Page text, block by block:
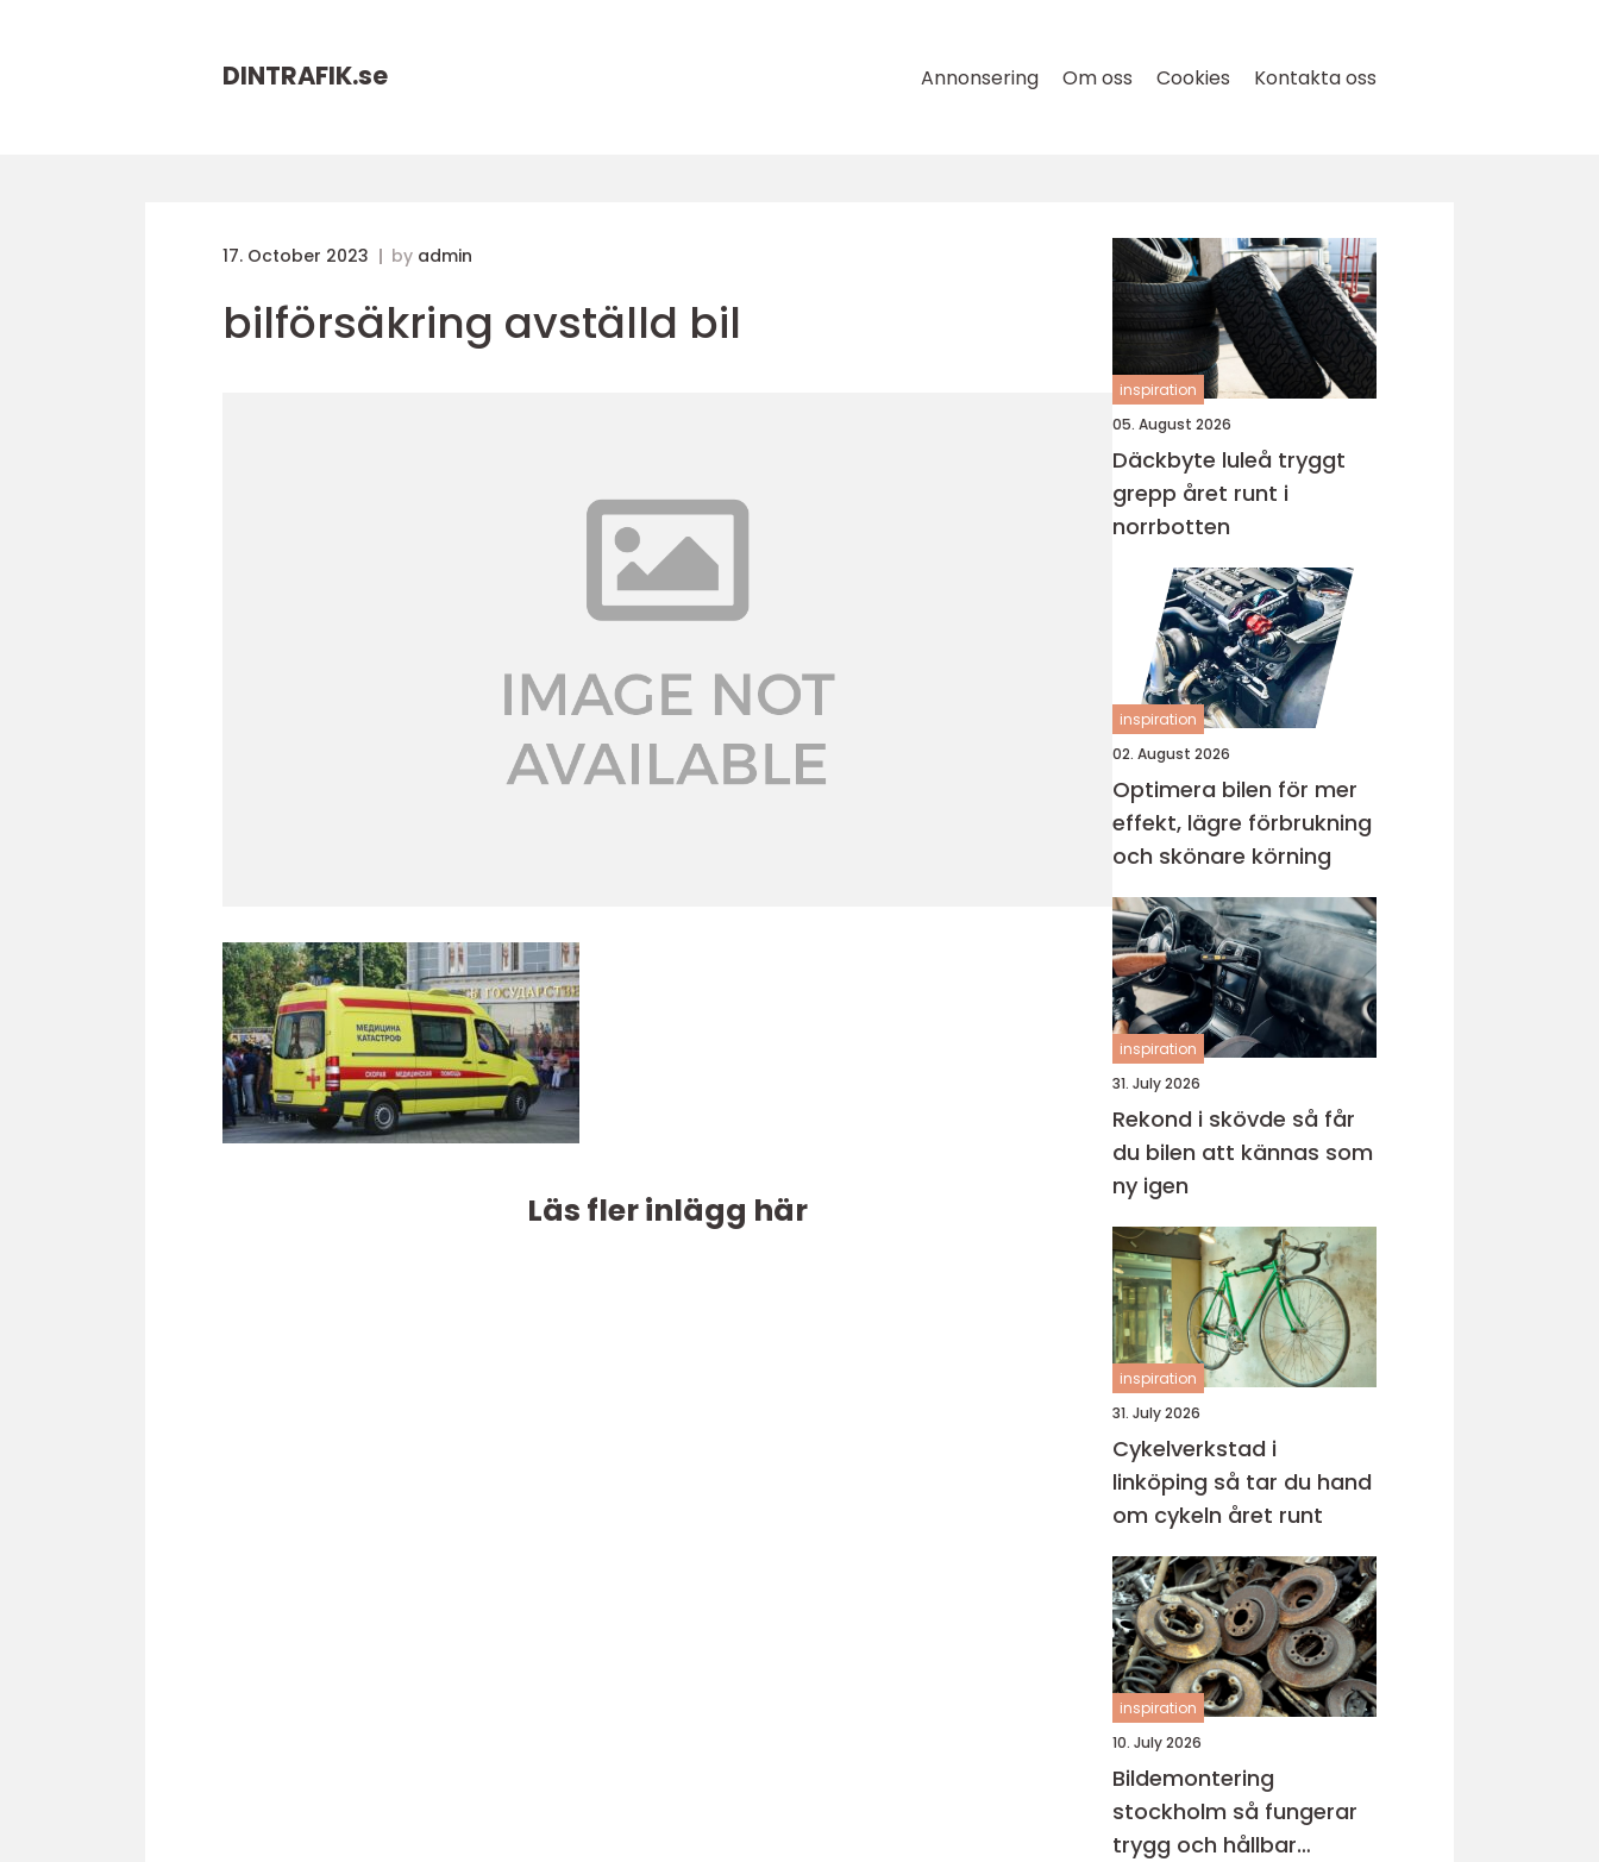
DINTRAFIK.se Annonsering Om oss Cookies Kontakta oss
17. October 2023 by admin
bilförsäkring avställd bil
Läs fler inlägg här
inspiration
05. August 2026
Däckbyte luleå tryggt
grepp året runt i
norrbotten
inspiration
02. August 2026
Optimera bilen för mer
effekt, lägre förbrukning
och skönare körning
inspiration
31. July 2026
Rekond i skövde så får
du bilen att kännas som
ny igen
inspiration
31. July 2026
Cykelverkstad i
linköping så tar du hand
om cykeln året runt
inspiration
10. July 2026
Bildemontering
stockholm så fungerar
trygg och hållbar